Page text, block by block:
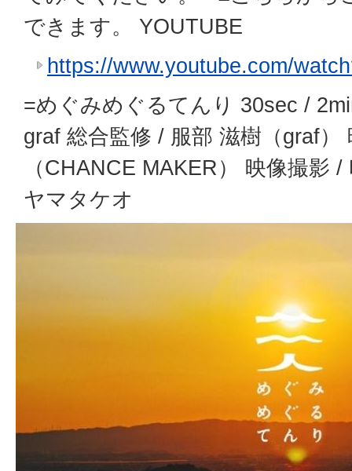
できます。 YOUTUBE
https://www.youtube.com/
=めぐみめぐるてんり 30sec /
graf 総合監修 / 服部 滋樹（graf）
（CHANCE MAKER） 映像撮影
ヤマタケオ